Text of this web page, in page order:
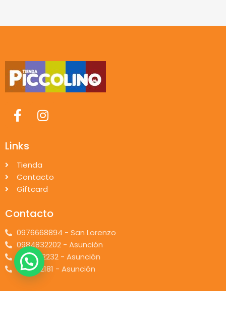
Links
Tienda
Contacto
Giftcard
Contacto
0976668894 - San Lorenzo
0984832202 - Asunción
0971962232 - Asunción
0981132181 - Asunción